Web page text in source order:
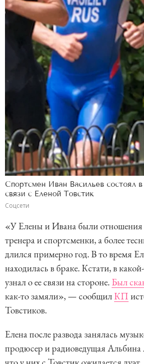
Спортсмен Иван Васильев состоял
связи с Еленой Товстик
Соцсети
«У Елены и Ивана были отношения
тренера и спортсменки, а более
длился примерно год. В то время
находилась в браке. Кстати, в
узнал о ее связи на стороне. Был
как-то замяли», — сообщилКП
Товстиков.
Елена после развода занялась
продюсер и радиоведущая